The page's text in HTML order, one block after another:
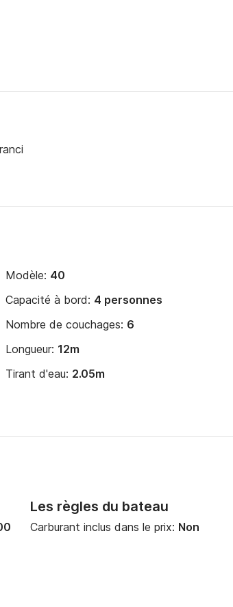
Modèle: 40
Capacité à bord: 4 personnes
Nombre de couchages: 6
Longueur: 12m
Tirant d'eau: 2.05m
Les règles du bateau
Carburant inclus dans le prix: Non